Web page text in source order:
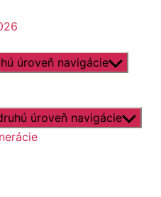
úroveň navigácie
úroveň navigácie